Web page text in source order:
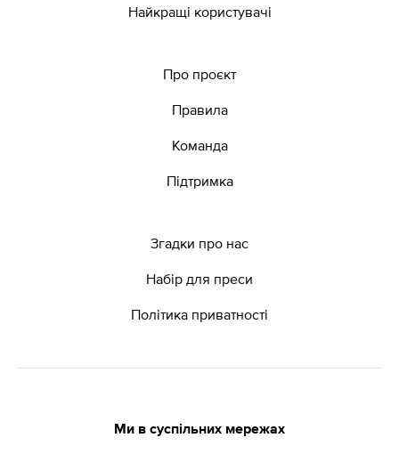
Найкращі користувачі
Про проєкт
Правила
Команда
Підтримка
Згадки про нас
Набір для преси
Політика приватності
Ми в суспільних мережах